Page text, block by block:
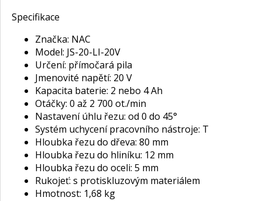
Specifikace
Značka: NAC
Model: JS-20-LI-20V
Určení: přímočará pila
Jmenovité napětí: 20 V
Kapacita baterie: 2 nebo 4 Ah
Otáčky: 0 až 2 700 ot./min
Nastavení úhlu řezu: od 0 do 45°
Systém uchycení pracovního nástroje: T
Hloubka řezu do dřeva: 80 mm
Hloubka řezu do hliníku: 12 mm
Hloubka řezu do oceli: 5 mm
Rukojeť: s protiskluzovým materiálem
Hmotnost: 1,68 kg